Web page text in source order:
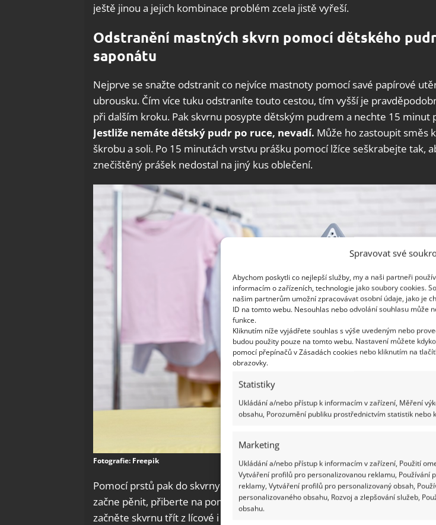
Spravovat své
Abychom poskytli co nejlepší služby, my a naši partneři
informacím o zařízeních, technologie jako soubory cookies.
našim partnerům umožní zpracovávat osobní údaje, jako je
ID na tomto webu. Nesouhlas nebo odvolání souhlasu může
funkce.
Kliknutím níže vyjádřete souhlas s výše uvedeným nebo
budou použity pouze na tomto webu. Nastavení můžete
pomocí přepínačů v Zásadách cookies nebo kliknutím na
obrazovky.
Statistiky
Ukládání a/nebo přístup k informacím v zařízení, Měření
obsahu, Porozumění publiku prostřednictvím statistik nebo
Marketing
Ukládání a/nebo přístup k informacím v zařízení, Použití
Vytváření profilů pro personalizovanou reklamu, Používání
reklamy, Vytváření profilů pro personalizovaný obsah,
personalizovaného obsahu, Rozvoj a zlepšování služeb,
obsahu.
ještě jinou a jejich kombinace problém zcela jistě vyřeší.
Odstranění mastných skvrn pomocí dětského
saponátu
Nejprve se snažte odstranit co nejvíce mastnoty pomocí savé papírové
ubrousku. Čím více tuku odstraníte touto cestou, tím vyšší je
při dalším kroku. Pak skvrnu posypte dětským pudrem a nechte 15 minut
Jestliže nemáte dětský pudr po ruce, nevadí. Může ho zastoupit směs
škrobu a soli. Po 15 minutách vrstvu prášku pomocí lžíce seškrabejte tak,
znečištěný prášek nedostal na jiný kus oblečení.
Fotografie: Freepik
Pomocí prstů pak do skvrny zapracujte malé množství saponátu na mytí
začne pěnit, přiberte na pomoc jemný kartáček a opatrnými krouživými
začněte skvrnu třít z lícové i rubové strany látky. Ošetřený kousek